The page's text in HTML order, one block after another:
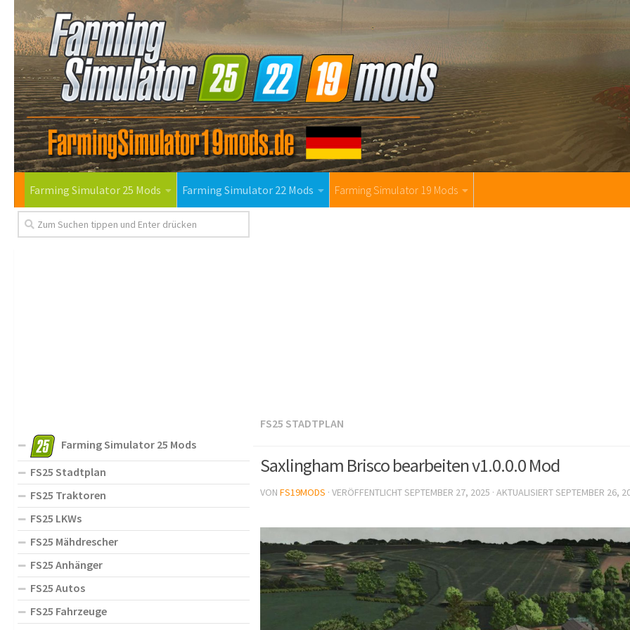
Farming Simulator 25 Mods Farming Simulator 22 Mods Farming Simulator 19 Mods
FS25 STADTPLAN
Saxlingham Brisco bearbeiten v1.0.0.0 Mod
VON FS19MODS · VERÖFFENTLICHTSEPTEMBER 27, 2025 · AKTUALISIERTSEPTEMBER 26,
Farming Simulator 25 Mods
FS25 Stadtplan
FS25 Traktoren
FS25 LKWs
FS25 Mähdrescher
FS25 Anhänger
FS25 Autos
FS25 Fahrzeuge